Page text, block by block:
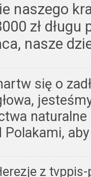
naszego
zł długu
nasze
się o
Polakami,
z